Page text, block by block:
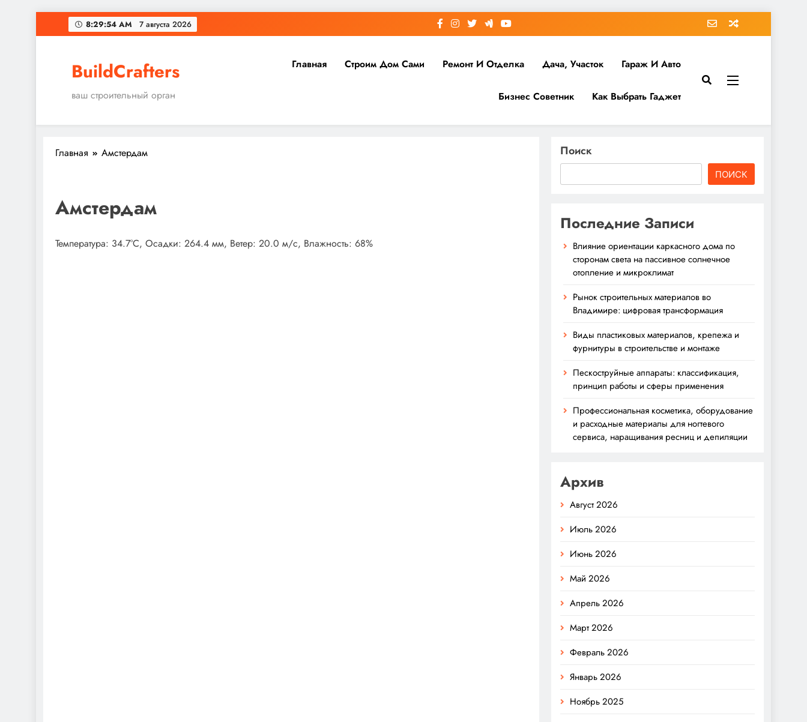
Перейти
к
8:29:55 AM 7 августа 2026
BuildCrafters
ваш строительный орган
Главная Строим Дом Сами Ремонт И Отделка Дача, Участок Гараж И Авто
Бизнес Советник Как Выбрать Гаджет
Главная Амстердам
Амстердам
Температура: 34.7°C, Осадки: 264.4 мм, Ветер: 20.0 м/с, Влажность: 68%
Поиск
ПОИСК
Последние Записи
Влияние ориентации каркасного дома по
сторонам света на пассивное солнечное
отопление и микроклимат
Рынок строительных материалов во
Владимире: цифровая трансформация
Виды пластиковых материалов, крепежа и
фурнитуры в строительстве и монтаже
Пескоструйные аппараты: классификация,
принцип работы и сферы применения
Профессиональная косметика, оборудование
и расходные материалы для ногтевого
сервиса, наращивания ресниц и депиляции
Архив
Август 2026
Июль 2026
Июнь 2026
Май 2026
Апрель 2026
Март 2026
Февраль 2026
Январь 2026
Ноябрь 2025